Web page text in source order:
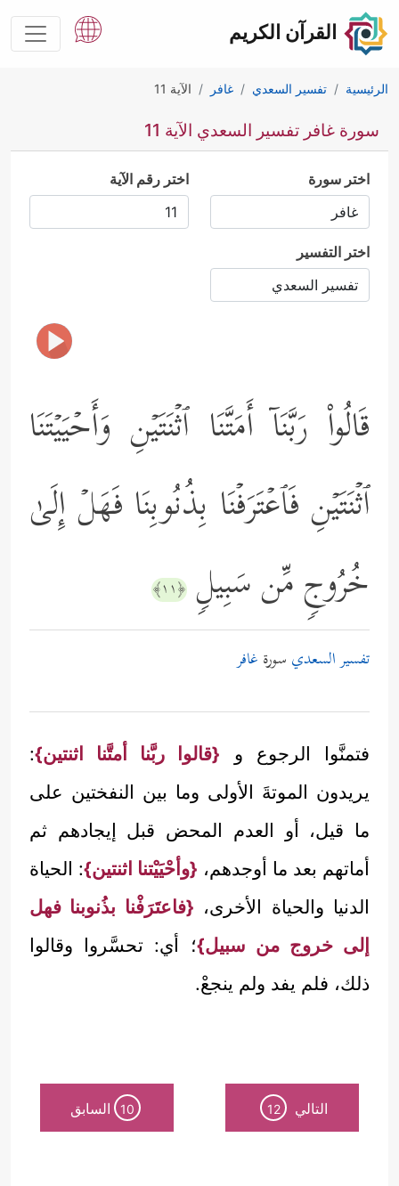
القرآن الكريم
الرئيسية تفسير السعدي غافر الآية 11
سورة غافر تفسير السعدي الآية 11
اختر سورة اختر رقم الآية
اختر التفسير
قَالُواْ رَبَّنَاۤ أَمَتَّنَا ٱثۡنَتَیۡنِ وَأَحۡیَیۡتَنَا
ٱثۡنَتَیۡنِ فَٱعۡتَرَفۡنَا بِذُنُوبِنَا فَهَلۡ إِلَىٰ
خُرُوجࣲ مِّن سَبِیلࣲ ﴿١١﴾
تفسير السعدي سورة غافر
فتمنَّوا الرجوع و {قالوا ربَّنا أمتَّنا اثنتين}:
يريدون الموتةَ الأولى وما بين النفختين على
ما قيل، أو العدم المحض قبل إيجادهم ثم
أماتهم بعد ما أوجدهم، {وأحْيَيْتنا اثنتين}: الحياة
الدنيا والحياة الأخرى، {فاعتَرَفْنا بذُنوبنا فهل
إلى خروج من سبيل}؛ أي: تحسَّروا وقالوا
ذلك، فلم يفد ولم ينجعْ.
التالي 12
10 السابق